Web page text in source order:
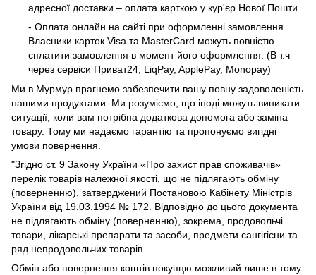
адресної доставки – оплата карткою у кур'єр Нової Пошти.
- Оплата онлайн на сайті при оформленні замовлення.
Власники карток Visa та MasterCard можуть повністю
сплатити замовлення в момент його оформлення. (В т.ч
через сервіси Приват24, LiqPay, ApplePay, Monopay)
Ми в Мурмур прагнемо забезпечити вашу повну задоволеність
нашими продуктами. Ми розуміємо, що іноді можуть виникати
ситуації, коли вам потрібна додаткова допомога або заміна
товару. Тому ми надаємо гарантію та пропонуємо вигідні
умови повернення.
"Згідно ст. 9 Закону України «Про захист прав споживачів»
перелік товарів належної якості, що не підлягають обміну
(поверненню), затверджений Постановою Кабінету Міністрів
України від 19.03.1994 № 172. Відповідно до цього документа
не підлягають обміну (поверненню), зокрема, продовольчі
товари, лікарські препарати та засоби, предмети сангігієни та
ряд непродовольчих товарів.
Обмін або повернення коштів покупцю можливий лише в тому